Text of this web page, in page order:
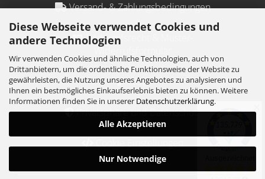
Diese Webseite verwendet Cookies und
andere Technologien
Wir verwenden Cookies und ähnliche Technologien, auch von
Drittanbietern, um die ordentliche Funktionsweise der Website zu
gewährleisten, die Nutzung unseres Angebotes zu analysieren und
Ihnen ein bestmögliches Einkaufserlebnis bieten zu können. Weitere
Informationen finden Sie in unserer Datenschutzerklärung.
Alle Akzeptieren
Nur Notwendige
Versand- & Zahlungsbedingungen
Widerrufsrecht & Muster-
Widerrufsformular
AGB
Privatsphäre und Datenschutz